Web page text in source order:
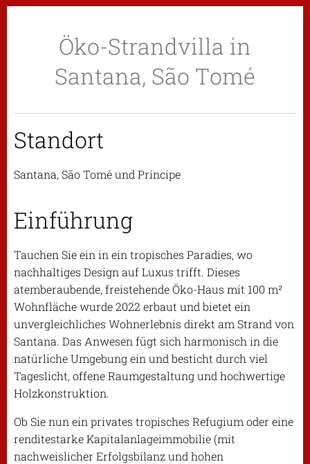
Öko-Strandvilla in
Santana, São Tomé
Standort
Santana, São Tomé und Príncipe
Einführung
Tauchen Sie ein in ein tropisches Paradies, wo
nachhaltiges Design auf Luxus trifft. Dieses
atemberaubende, freistehende Öko-Haus mit 100 m²
Wohnfläche wurde 2022 erbaut und bietet ein
unvergleichliches Wohnerlebnis direkt am Strand von
Santana. Das Anwesen fügt sich harmonisch in die
natürliche Umgebung ein und besticht durch viel
Tageslicht, offene Raumgestaltung und hochwertige
Holzkonstruktion.
Ob Sie nun ein privates tropisches Refugium oder eine
renditestarke Kapitalanlageimmobilie (mit
nachweislicher Erfolgsbilanz und hohen